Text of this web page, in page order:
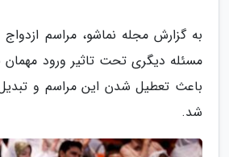
به گزارش مجله نماشو، مراسم
مسئله دیگری تحت تاثیر ورود مهمان
باعث تعطیل شدن این مراسم و
شد.